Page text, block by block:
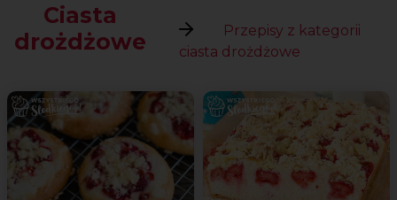
Ciasta
drożdżowe
Przepisy z kategorii
ciasta drożdżowe